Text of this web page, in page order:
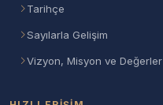
Tarihçe
Sayılarla Gelişim
Vizyon, Misyon ve Değerler